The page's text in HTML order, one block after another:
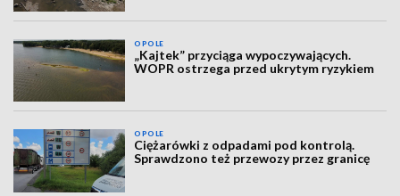
OPOLE
„Kajtek” przyciąga wypoczywających.
WOPR ostrzega przed ukrytym ryzykiem
OPOLE
Ciężarówki z odpadami pod kontrolą.
Sprawdzono też przewozy przez granicę